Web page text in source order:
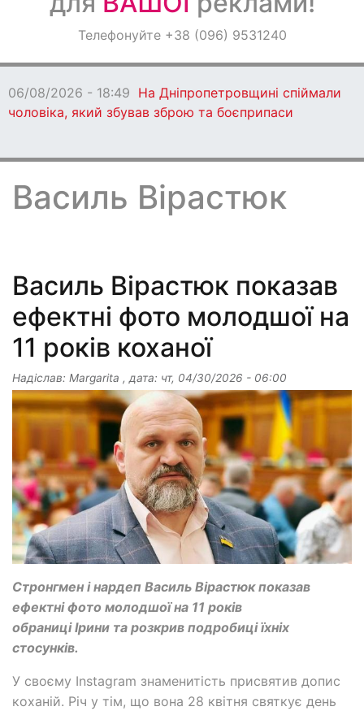
ОголошенняТелефонуйте +38 (096) 9531240
06/08/2026 - 18:49 На Дніпропетровщині спіймали
чоловіка, який збував зброю та боєприпаси
Василь Вірастюк
Василь Вірастюк показав
ефектні фото молодшої на
11 років коханої
Надіслав: Margarita , дата: чт, 04/30/2026 - 06:00
Стронгмен і нардеп Василь Вірастюк показав
ефектні фото молодшої на 11 років
обраниці Ірини та розкрив подробиці їхніх
стосунків.
У своєму Instagram знаменитість присвятив допис
коханій. Річ у тім, що вона 28 квітня святкує день